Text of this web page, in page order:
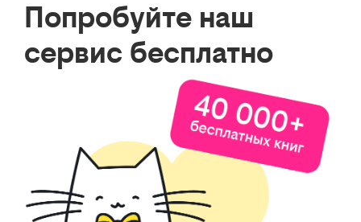
Попробуйте наш
сервис бесплатно